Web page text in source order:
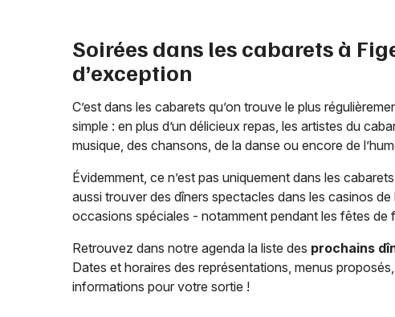
Soirées dans les cabarets à
d’exception
C’est dans les cabarets qu’on trouve le plus
simple : en plus d’un délicieux repas, les artistes du
musique, des chansons, de la danse ou encore de
Évidemment, ce n’est pas uniquement dans les
aussi trouver des dîners spectacles dans les casinos
occasions spéciales - notamment pendant les fêtes de
Retrouvez dans notre agenda la liste des prochains
Dates et horaires des représentations, menus
informations pour votre sortie !